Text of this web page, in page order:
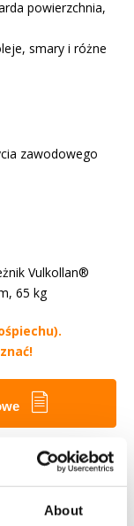
About
powierzchnia,
smary i różne
zawodowego
Vulkollan®
65 kg